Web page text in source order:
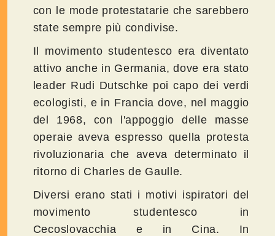
con le mode protestatarie che sarebbero
state sempre più condivise.
Il movimento studentesco era diventato
attivo anche in Germania, dove era stato
leader Rudi Dutschke poi capo dei verdi
ecologisti, e in Francia dove, nel maggio
del 1968, con l'appoggio delle masse
operaie aveva espresso quella protesta
rivoluzionaria che aveva determinato il
ritorno di Charles de Gaulle.
Diversi erano stati i motivi ispiratori del
movimento studentesco in
Cecoslovacchia e in Cina. In